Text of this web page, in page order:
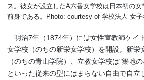
ス。彼女が設立したA六番女学校は日本初の
前身である。Photo: courtesy of 学校法人 女子
明治7年（1874年）には女性宣教師ケイ
女学校（のちの新栄女学校）を開設。新栄
（のちの青山学院）、立教女学校は"築地
といった従来の型にはまらない自由で自立